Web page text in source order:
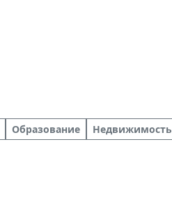
Образование Недвижимость